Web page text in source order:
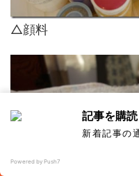
△顔料
記事を購
新着記事の
Powered by Push7